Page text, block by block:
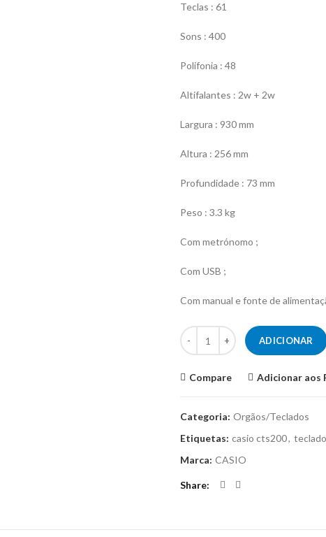
Teclas : 61
Sons : 400
Polifonia : 48
Altifalantes : 2w + 2w
Largura : 930 mm
Altura : 256 mm
Profundidade : 73 mm
Peso : 3.3 kg
Com metrónomo ;
Com USB ;
Com manual e fonte de
Quantidade de Teclado Casio
ADICIONAR
Compare Adicionar aos
Categoria: Orgãos/Teclados
Etiquetas: casio cts200, teclado
Marca: CASIO
Share